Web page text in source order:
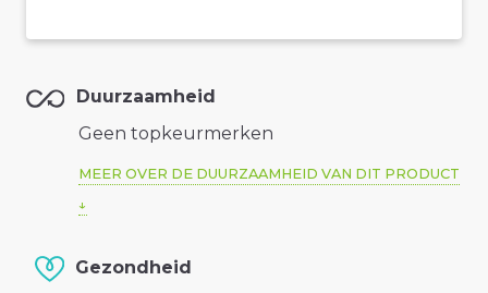
Duurzaamheid
Geen topkeurmerken
MEER OVER DE DUURZAAMHEID VAN DIT PRODUCT
Gezondheid